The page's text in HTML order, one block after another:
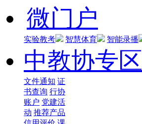
微门户
实验教考 智慧体育 智能录播
中教协专区
文件通知 证
书查询 行协
账户 党建活
动 推荐产品